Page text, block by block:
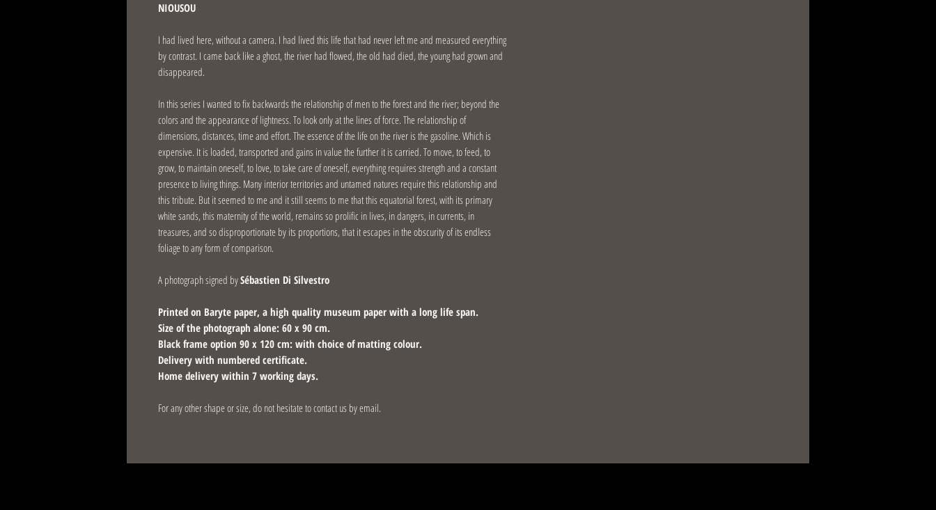
NIOUSOU
I had lived here, without a camera. I had lived this life that had never left me and measured everything
by contrast. I came back like a ghost, the river had flowed, the old had died, the young had grown and
disappeared.
In this series I wanted to fix backwards the relationship of men to the forest and the river; beyond the
colors and the appearance of lightness. To look only at the lines of force. The relationship of
dimensions, distances, time and effort. The essence of the life on the river is the gasoline. Which is
expensive. It is loaded, transported and gains in value the further it is carried. To move, to feed, to
grow, to maintain oneself, to love, to take care of oneself, everything requires strength and a constant
presence to living things. Many interior territories and untamed natures require this relationship and
this tribute. But it seemed to me and it still seems to me that this equatorial forest, with its primary
white sands, this maternity of the world, remains so prolific in lives, in dangers, in currents, in
treasures, and so disproportionate by its proportions, that it escapes in the obscurity of its endless
foliage to any form of comparison.
A photograph signed bySébastien Di Silvestro
Printed on Baryte paper, a high quality museum paper with a long life span.
Size of the photograph alone: 60 x 90 cm.
Black frame option 90 x 120 cm: with choice of matting colour.
Delivery with numbered certificate.
Home delivery within 7 working days.
For any other shape or size, do not hesitate to contact us by email.